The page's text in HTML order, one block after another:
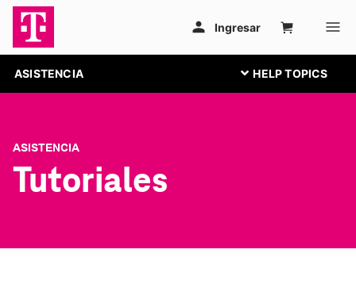
ASISTENCIA
ASISTENCIA
Tutoriales